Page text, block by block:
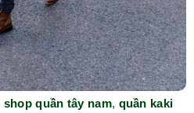
shop quần tây nam, quần kaki